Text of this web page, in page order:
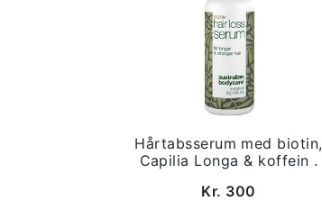
Hårtabsserum med biotin,
Capilia Longa & koffein .
Kr. 300